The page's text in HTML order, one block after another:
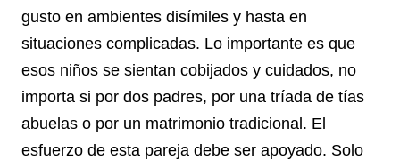
gusto en ambientes disímiles y hasta en
situaciones complicadas. Lo importante es que
esos niños se sientan cobijados y cuidados, no
importa si por dos padres, por una tríada de tías
abuelas o por un matrimonio tradicional. El
esfuerzo de esta pareja debe ser apoyado. Solo